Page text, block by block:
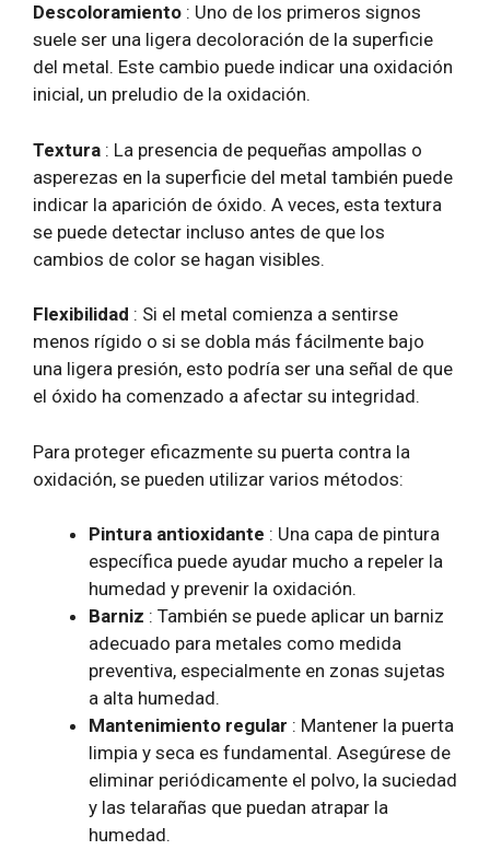
Descoloramiento : Uno de los primeros signos
suele ser una ligera decoloración de la superficie
del metal. Este cambio puede indicar una oxidación
inicial, un preludio de la oxidación.
Textura : La presencia de pequeñas ampollas o
asperezas en la superficie del metal también puede
indicar la aparición de óxido. A veces, esta textura
se puede detectar incluso antes de que los
cambios de color se hagan visibles.
Flexibilidad : Si el metal comienza a sentirse
menos rígido o si se dobla más fácilmente bajo
una ligera presión, esto podría ser una señal de que
el óxido ha comenzado a afectar su integridad.
Para proteger eficazmente su puerta contra la
oxidación, se pueden utilizar varios métodos:
Pintura antioxidante : Una capa de pintura
específica puede ayudar mucho a repeler la
humedad y prevenir la oxidación.
Barniz : También se puede aplicar un barniz
adecuado para metales como medida
preventiva, especialmente en zonas sujetas
a alta humedad.
Mantenimiento regular : Mantener la puerta
limpia y seca es fundamental. Asegúrese de
eliminar periódicamente el polvo, la suciedad
y las telarañas que puedan atrapar la
humedad.